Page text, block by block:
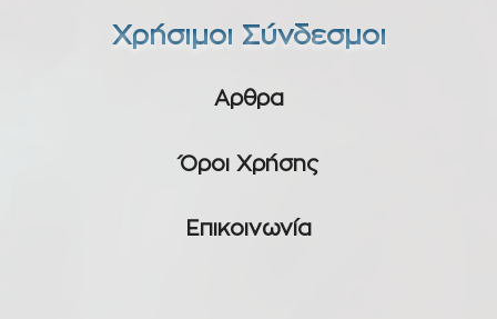
Χρήσιμοι Σύνδεσμοι
Αρθρα
Όροι Χρήσης
Επικοινωνία